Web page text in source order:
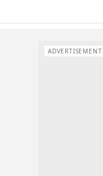
ADVERTISEMENT